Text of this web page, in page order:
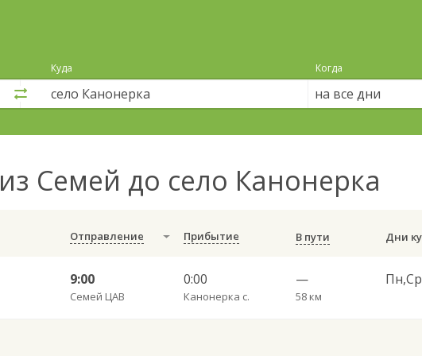
Куда Когда
на все дни
из Семей до село Канонерка
Отправление Прибытие В пути
9:00
Семей ЦАВ
0:00
Канонерка с.
—
58 км
Пн,Ср